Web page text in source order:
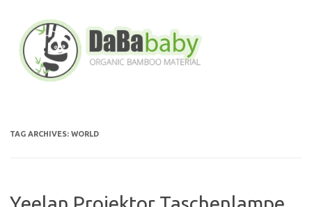
content
TAG ARCHIVES: WORLD